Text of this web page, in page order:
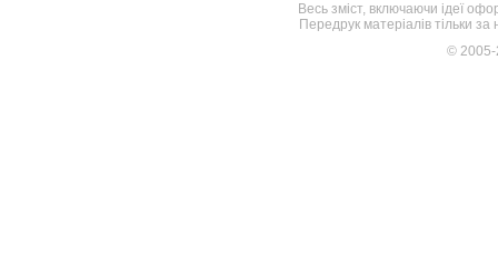
Весь зміст, включаючи ідеї
Передрук матеріалів тільки
©